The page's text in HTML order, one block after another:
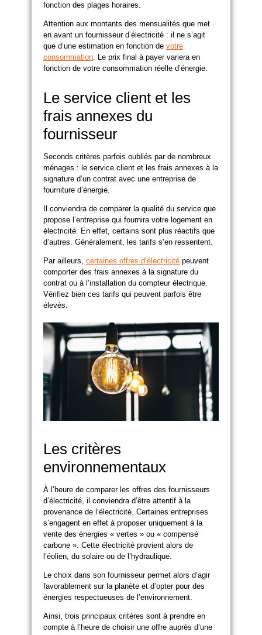
fonction des plages horaires.
Attention aux montants des mensualités que met
en avant un fournisseur d’électricité : il ne s’agit
que d’une estimation en fonction de votre
consommation. Le prix final à payer variera en
fonction de votre consommation réelle d’énergie.
Le service client et les
frais annexes du
fournisseur
Seconds critères parfois oubliés par de nombreux
ménages : le service client et les frais annexes à la
signature d’un contrat avec une entreprise de
fourniture d’énergie.
Il conviendra de comparer la qualité du service que
propose l’entreprise qui fournira votre logement en
électricité. En effet, certains sont plus réactifs que
d’autres. Généralement, les tarifs s’en ressentent.
Par ailleurs, certaines offres d’électricité peuvent
comporter des frais annexes à la signature du
contrat ou à l’installation du compteur électrique.
Vérifiez bien ces tarifs qui peuvent parfois être
élevés.
Les critères
environnementaux
À l’heure de comparer les offres des fournisseurs
d’électricité, il conviendra d’être attentif à la
provenance de l’électricité. Certaines entreprises
s’engagent en effet à proposer uniquement à la
vente des énergies « vertes » ou « compensé
carbone ». Cette électricité provient alors de
l’éolien, du solaire ou de l’hydraulique.
Le choix dans son fournisseur permet alors d’agir
favorablement sur la planète et d’opter pour des
énergies respectueuses de l’environnement.
Ainsi, trois principaux critères sont à prendre en
compte à l’heure de choisir une offre auprès d’une